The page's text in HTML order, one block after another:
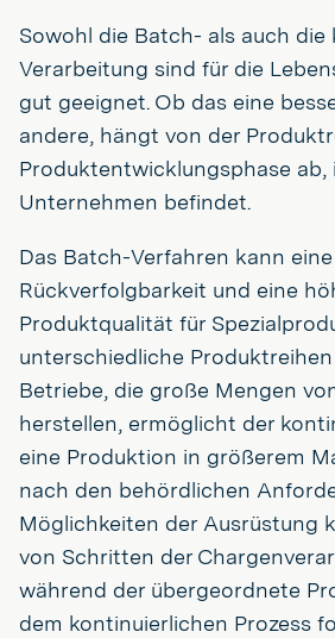
Sowohl die Batch- als auch die
Verarbeitung sind für die
gut geeignet. Ob das eine
andere, hängt von der
Produktentwicklungsphase ab,
Unternehmen befindet.
Das Batch-Verfahren kann
Rückverfolgbarkeit und eine
Produktqualität für
unterschiedliche
Betriebe, die große Mengen
herstellen, ermöglicht der
eine Produktion in größerem
nach den behördlichen
Möglichkeiten der Ausrüstung
von Schritten der
während der übergeordnete
dem kontinuierlichen Prozess